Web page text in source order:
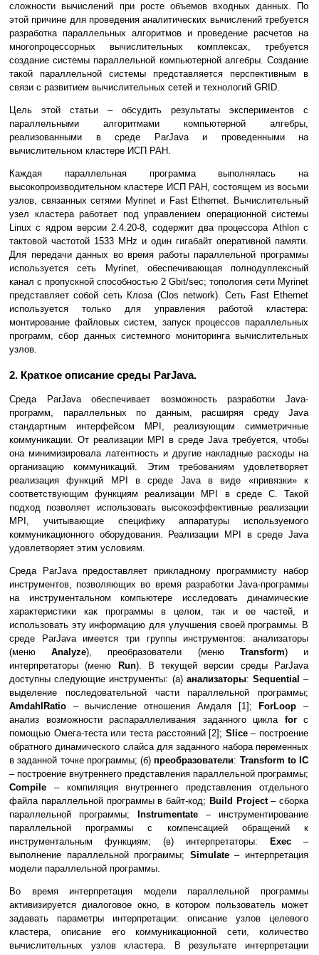
сложности вычислений при росте объемов входных данных. По
этой причине для проведения аналитических вычислений требуется
разработка параллельных алгоритмов и проведение расчетов на
многопроцессорных вычислительных комплексах, требуется
создание системы параллельной компьютерной алгебры. Создание
такой параллельной системы представляется перспективным в
связи с развитием вычислительных сетей и технологий GRID.
Цель этой статьи – обсудить результаты экспериментов с
параллельными алгоритмами компьютерной алгебры,
реализованными в среде ParJava и проведенными на
вычислительном кластере ИСП РАН.
Каждая параллельная программа выполнялась на
высокопроизводительном кластере ИСП РАН, состоящем из восьми
узлов, связанных сетями Myrinet и Fast Ethernet. Вычислительный
узел кластера работает под управлением операционной системы
Linux с ядром версии 2.4.20-8, содержит два процессора Athlon с
тактовой частотой 1533 MHz и один гигабайт оперативной памяти.
Для передачи данных во время работы параллельной программы
используется сеть Myrinet, обеспечивающая полнодуплексный
канал с пропускной способностью 2 Gbit/sec; топология сети Myrinet
представляет собой сеть Клоза (Clos network). Сеть Fast Ethernet
используется только для управления работой кластера:
монтирование файловых систем, запуск процессов параллельных
программ, сбор данных системного мониторинга вычислительных
узлов.
2. Краткое описание среды ParJava.
Среда ParJava обеспечивает возможность разработки Java-
программ, параллельных по данным, расширяя среду Java
стандартным интерфейсом MPI, реализующим симметричные
коммуникации. От реализации MPI в среде Java требуется, чтобы
она минимизировала латентность и другие накладные расходы на
организацию коммуникаций. Этим требованиям удовлетворяет
реализация функций MPI в среде Java в виде «привязки» к
соответствующим функциям реализации MPI в среде С. Такой
подход позволяет использовать высокоэффективные реализации
MPI, учитывающие специфику аппаратуры используемого
коммуникационного оборудования. Реализации MPI в среде Java
удовлетворяет этим условиям.
Среда ParJava предоставляет прикладному программисту набор
инструментов, позволяющих во время разработки Java-программы
на инструментальном компьютере исследовать динамические
характеристики как программы в целом, так и ее частей, и
использовать эту информацию для улучшения своей программы. В
среде ParJava имеется три группы инструментов: анализаторы
(менюAnalyze), преобразователи (меню Transform) и
интерпретаторы (меню
Run). В текущей версии среды ParJava
доступны следующие инструменты: (а) анализаторы: Sequential–
выделение последовательной части параллельной программы;
AmdahlRatio – вычисление отношения Амдаля [1]; ForLoop –
анализ возможности распараллеливания заданного цикла forс
помощью Омега-теста или теста расстояний [2]; Slice– построение
обратного динамического слайса для заданного набора переменных
в заданной точке программы; (б)преобразователи: Transform to IC
– построение внутреннего представления параллельной программы;
Compile – компиляция внутреннего представления отдельного
файла параллельной программы в байт-код; Build Project– сборка
параллельной программы;
Instrumentate – инструментирование
параллельной программы с компенсацией обращений к
инструментальным функциям; (в) интерпретаторы:
Exec –
выполнение параллельной программы; Simulate– интерпретация
модели параллельной программы.
Во время интерпретация модели параллельной программы
активизируется диалоговое окно, в котором пользователь может
задавать параметры интерпретации: описание узлов целевого
кластера, описание его коммуникационной сети, количество
вычислительных узлов кластера. В результате интерпретации